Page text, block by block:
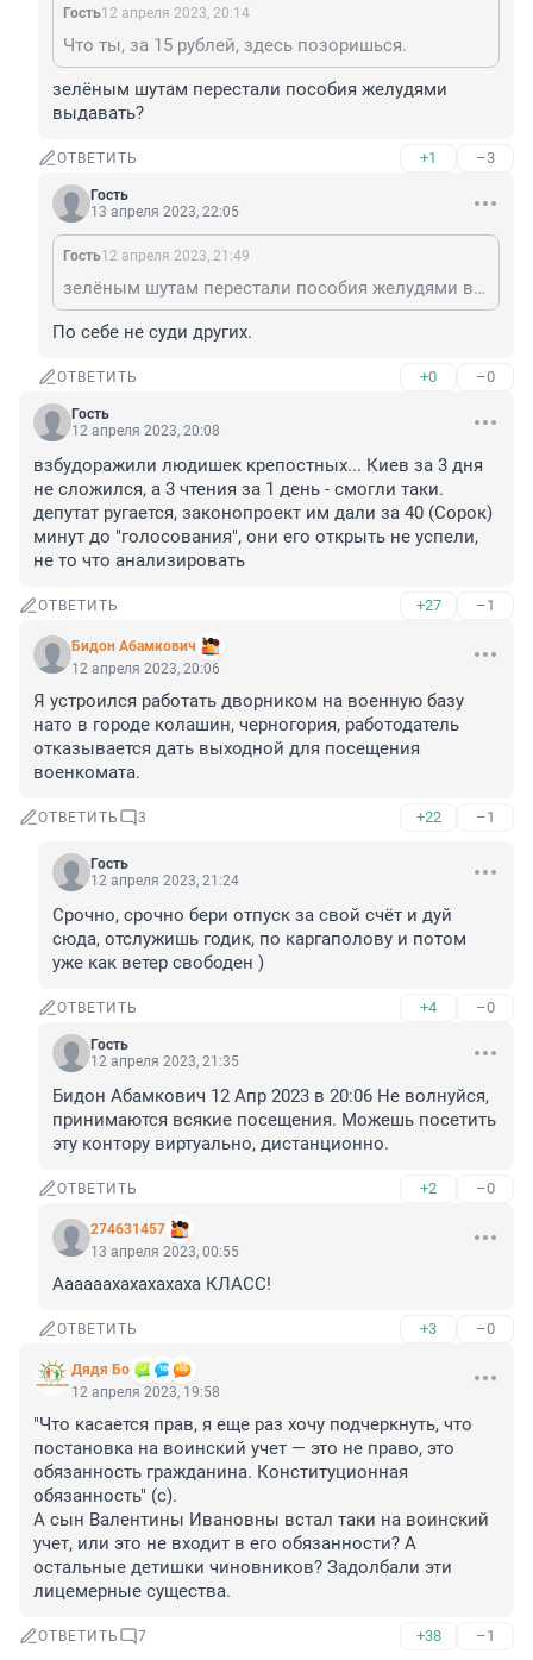
Гость12 апреля 2023, 20:14
Что ты, за 15 рублей, здесь позоришься.
зелёным шутам перестали пособия желудями
выдавать?
ОТВЕТИТЬ +1 –3
Гость
13 апреля 2023, 22:05
Гость12 апреля 2023, 21:49
зелёным шутам перестали пособия желудями выдавать?
По себе не суди других.
ОТВЕТИТЬ +0 –0
Гость
12 апреля 2023, 20:08
взбудоражили людишек крепостных... Киев за 3 дня
не сложился, а 3 чтения за 1 день - смогли таки.
депутат ругается, законопроект им дали за 40 (Сорок)
минут до "голосования", они его открыть не успели,
не то что анализировать
ОТВЕТИТЬ +27 –1
Бидон Абамкович
12 апреля 2023, 20:06
Я устроился работать дворником на военную базу
нато в городе колашин, черногория, работодатель
отказывается дать выходной для посещения
военкомата.
ОТВЕТИТЬ 3 +22 –1
Гость
12 апреля 2023, 21:24
Срочно, срочно бери отпуск за свой счёт и дуй
сюда, отслужишь годик, по каргаполову и потом
уже как ветер свободен )
ОТВЕТИТЬ +4 –0
Гость
12 апреля 2023, 21:35
Бидон Абамкович 12 Апр 2023 в 20:06 Не волнуйся,
принимаются всякие посещения. Можешь посетить
эту контору виртуально, дистанционно.
ОТВЕТИТЬ +2 –0
274631457
13 апреля 2023, 00:55
Аааааахахахахаха КЛАСС!
ОТВЕТИТЬ +3 –0
Дядя Бо
12 апреля 2023, 19:58
"Что касается прав, я еще раз хочу подчеркнуть, что
постановка на воинский учет — это не право, это
обязанность гражданина. Конституционная
обязанность" (с).
А сын Валентины Ивановны встал таки на воинский
учет, или это не входит в его обязанности? А
остальные детишки чиновников? Задолбали эти
лицемерные существа.
ОТВЕТИТЬ 7 +38 –1